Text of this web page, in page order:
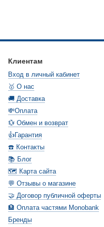
Клиентам
Вход в личный кабинет
🥇 О нас
🚚 Доставка
💸Оплата
💱 Обмен и возврат
👍Гарантия
☎️ Контакты
📚 Блог
🗺️ Карта сайта
💬 Отзывы о магазине
🤝 Договор публичной оферты
🏦 Оплата частями Monobank
Бренды